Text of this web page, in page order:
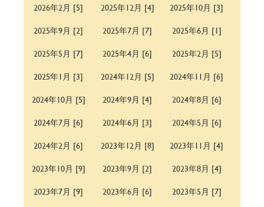
2026年2月 [5]
2025年12月 [4]
2025年10月 [3]
2025年9月 [2]
2025年7月 [7]
2025年6月 [1]
2025年5月 [7]
2025年4月 [6]
2025年2月 [5]
2025年1月 [3]
2024年12月 [5]
2024年11月 [6]
2024年10月 [5]
2024年9月 [4]
2024年8月 [6]
2024年7月 [6]
2024年6月 [3]
2024年5月 [6]
2024年2月 [6]
2023年12月 [8]
2023年11月 [4]
2023年10月 [9]
2023年9月 [2]
2023年8月 [4]
2023年7月 [9]
2023年6月 [6]
2023年5月 [7]